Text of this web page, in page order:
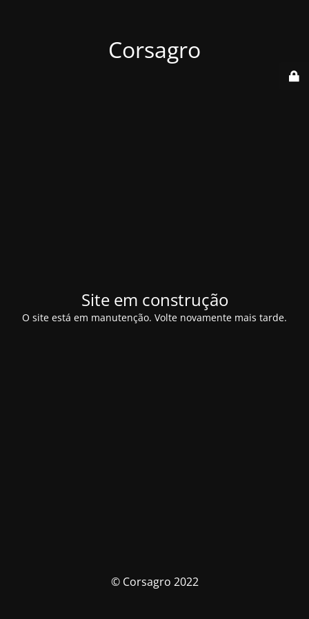
Corsagro
Site em construção
O site está em manutenção. Volte novamente mais tarde.
© Corsagro 2022